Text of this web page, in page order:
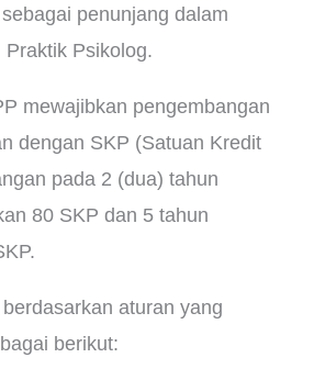
penunjang dalam
Psikolog.
mewajibkan pengembangan
dengan SKP (Satuan Kredit
pada 2 (dua) tahun
80 SKP dan 5 tahun
aturan yang
berikut: